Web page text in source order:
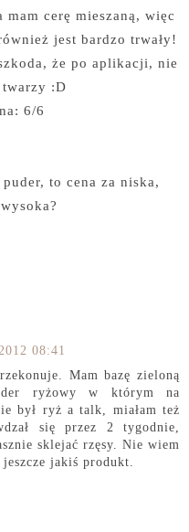
cerę mieszaną, więc
jest bardzo trwały!
że po aplikacji, nie
:D
6/6
to cena za niska,
08:41
Mam bazę zieloną
ryżowy w którym na
był ryż a talk, miałam też
się przez 2 tygodnie,
sklejać rzęsy. Nie wiem
jakiś produkt.